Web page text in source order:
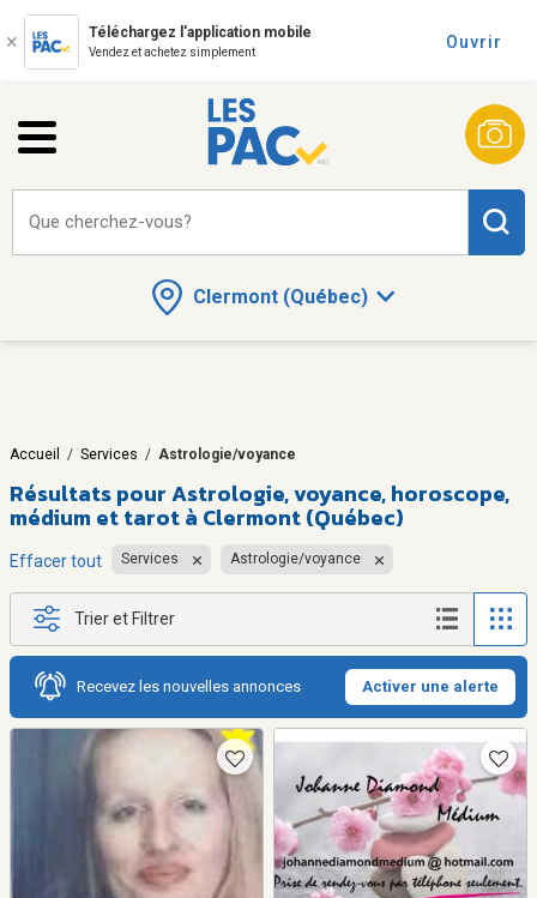
Téléchargez l'application mobile
Vendez et achetez simplement
Ouvrir
Clermont (Québec)
Que cherchez-vous?
Accueil / Services / Astrologie/voyance
Résultats pourAstrologie, voyance, horoscope,
médium et tarot à Clermont (Québec)
Effacer tout Services Astrologie/voyance
Trier et Filtrer
Recevez les nouvelles annonces Activer une alerte